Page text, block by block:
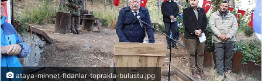
ataya-minnet-fidanlar-toprakla-bulustu.jpg